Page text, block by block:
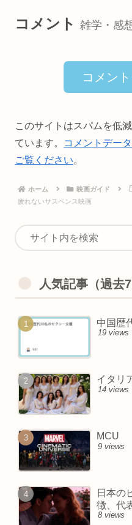
コメント 雑学・感
コメン
このサイトはスパムを低
ています。
コメントデー
ご覧ください。
ホーム 映画ガイド
疲れないサスペンス映画
人気記事（過去7
中国歴
19 views
イタリ
14 views
MCU
9 views
日本の
徴、代
8 views